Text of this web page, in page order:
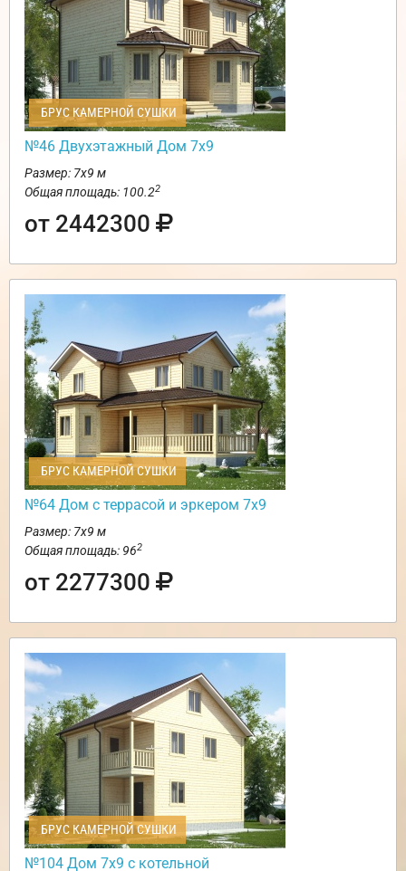
БРУС КАМЕРНОЙ СУШКИ
№46 Двухэтажный Дом 7х9
Размер: 7х9 м
Общая площадь: 100.22
от 2442300
БРУС КАМЕРНОЙ СУШКИ
№64 Дом с террасой и эркером 7х9
Размер: 7х9 м
Общая площадь: 962
от 2277300
БРУС КАМЕРНОЙ СУШКИ
№104 Дом 7х9 с котельной